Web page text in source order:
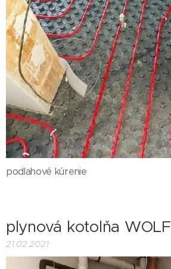
podlahové kúrenie
plynová kotolňa WOLF
21.02.2021